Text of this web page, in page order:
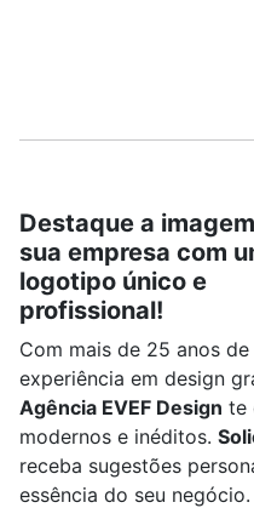
Destaque a
sua empresa com
logotipo único e
profissional!
Com mais de 25 anos de
experiência em design
Agência EVEF Design te
modernos e inéditos.
receba sugestões
essência do seu negócio.